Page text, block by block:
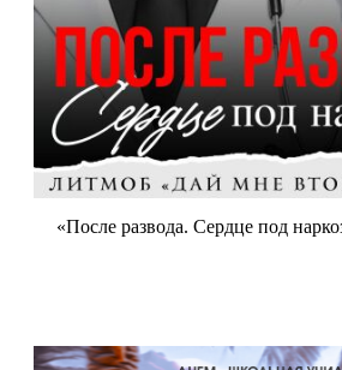
«После развода. Сердце под